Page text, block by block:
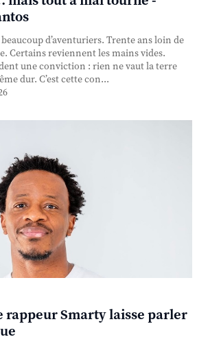
d’aventuriers. Trente ans loin de
Certains reviennent les mains vides.
une conviction : rien ne vaut la terre
dur. C’est cette con...
rappeur Smarty laisse parler